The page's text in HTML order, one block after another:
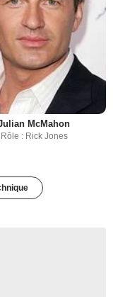
McMahon
Rôle : Rick Jones